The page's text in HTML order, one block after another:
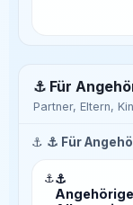
⚓ Für
Partner, Eltern,
⚓ ⚓ Für
⚓⚓